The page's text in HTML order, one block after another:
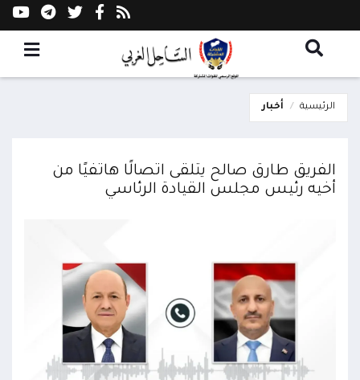
الرئيسية أخبار
الفريق طارق صالح يتلقى اتصالًا هاتفيًا من
أخيه رئيس مجلس القيادة الرئاسي